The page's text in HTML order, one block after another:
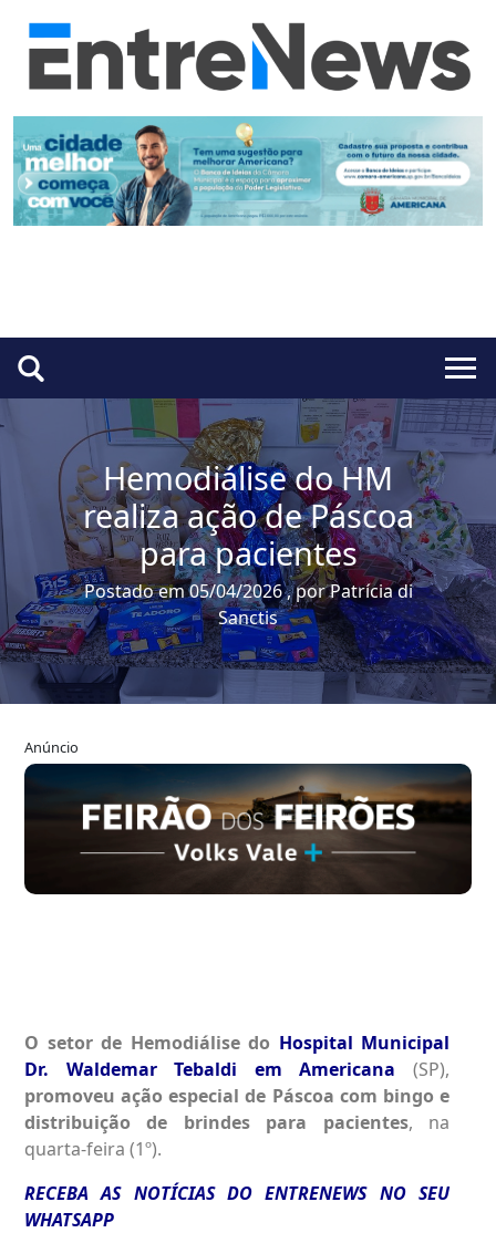
Hemodiálise do HM
realiza ação de Páscoa
para pacientes
Postado em 05/04/2026 , por Patrícia di
Sanctis
Anúncio
O setor de Hemodiálise do Hospital Municipal
Dr. Waldemar Tebaldi em Americana (SP),
promoveu ação especial de Páscoa com bingo e
distribuição de brindes para pacientes, na
quarta-feira (1º).
RECEBA AS NOTÍCIAS DO ENTRENEWS NO SEU
WHATSAPP